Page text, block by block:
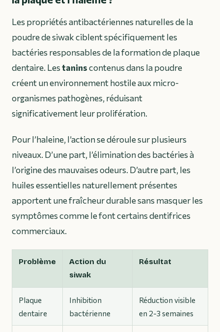
Les propriétés antibactériennes naturelles de la
poudre de siwak ciblent spécifiquement les
bactéries responsables de la formation de plaque
dentaire. Lestaninscontenus dans la poudre
créent un environnement hostile aux micro-
organismes pathogènes, réduisant
significativement leur prolifération.
Pour l’haleine, l’action se déroule sur plusieurs
niveaux. D’une part, l’élimination des bactéries à
l’origine des mauvaises odeurs. D’autre part, les
huiles essentielles naturellement présentes
apportent une fraîcheur durable sans masquer les
symptômes comme le font certains dentifrices
commerciaux.
Problème
Action du
siwak
Résultat
Plaque
dentaire
Inhibition
bactérienne
Réduction visible
en 2-3 semaines